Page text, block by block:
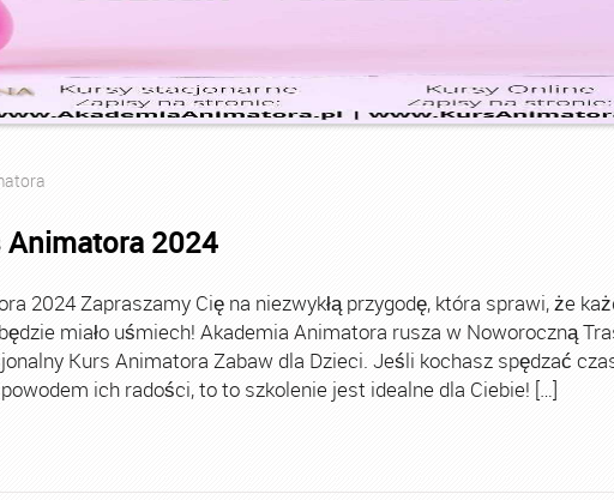
2024
2024 Zapraszamy Cię na niezwykłą przygodę, która sprawi, że
miało uśmiech! Akademia Animatora rusza w Noworoczną
Kurs Animatora Zabaw dla Dzieci. Jeśli kochasz spędzać
ich radości, to to szkolenie jest idealne dla Ciebie! […]